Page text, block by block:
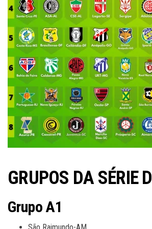
GRUPOS DA SÉRIE D
Grupo A1